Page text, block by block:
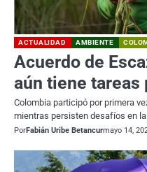
ACTUALIDAD AMBIENTE
Acuerdo de
aún tiene tareas
Colombia participó por primera
mientras persisten desafíos en
PorFabián Uribe Betancurmayo 14,